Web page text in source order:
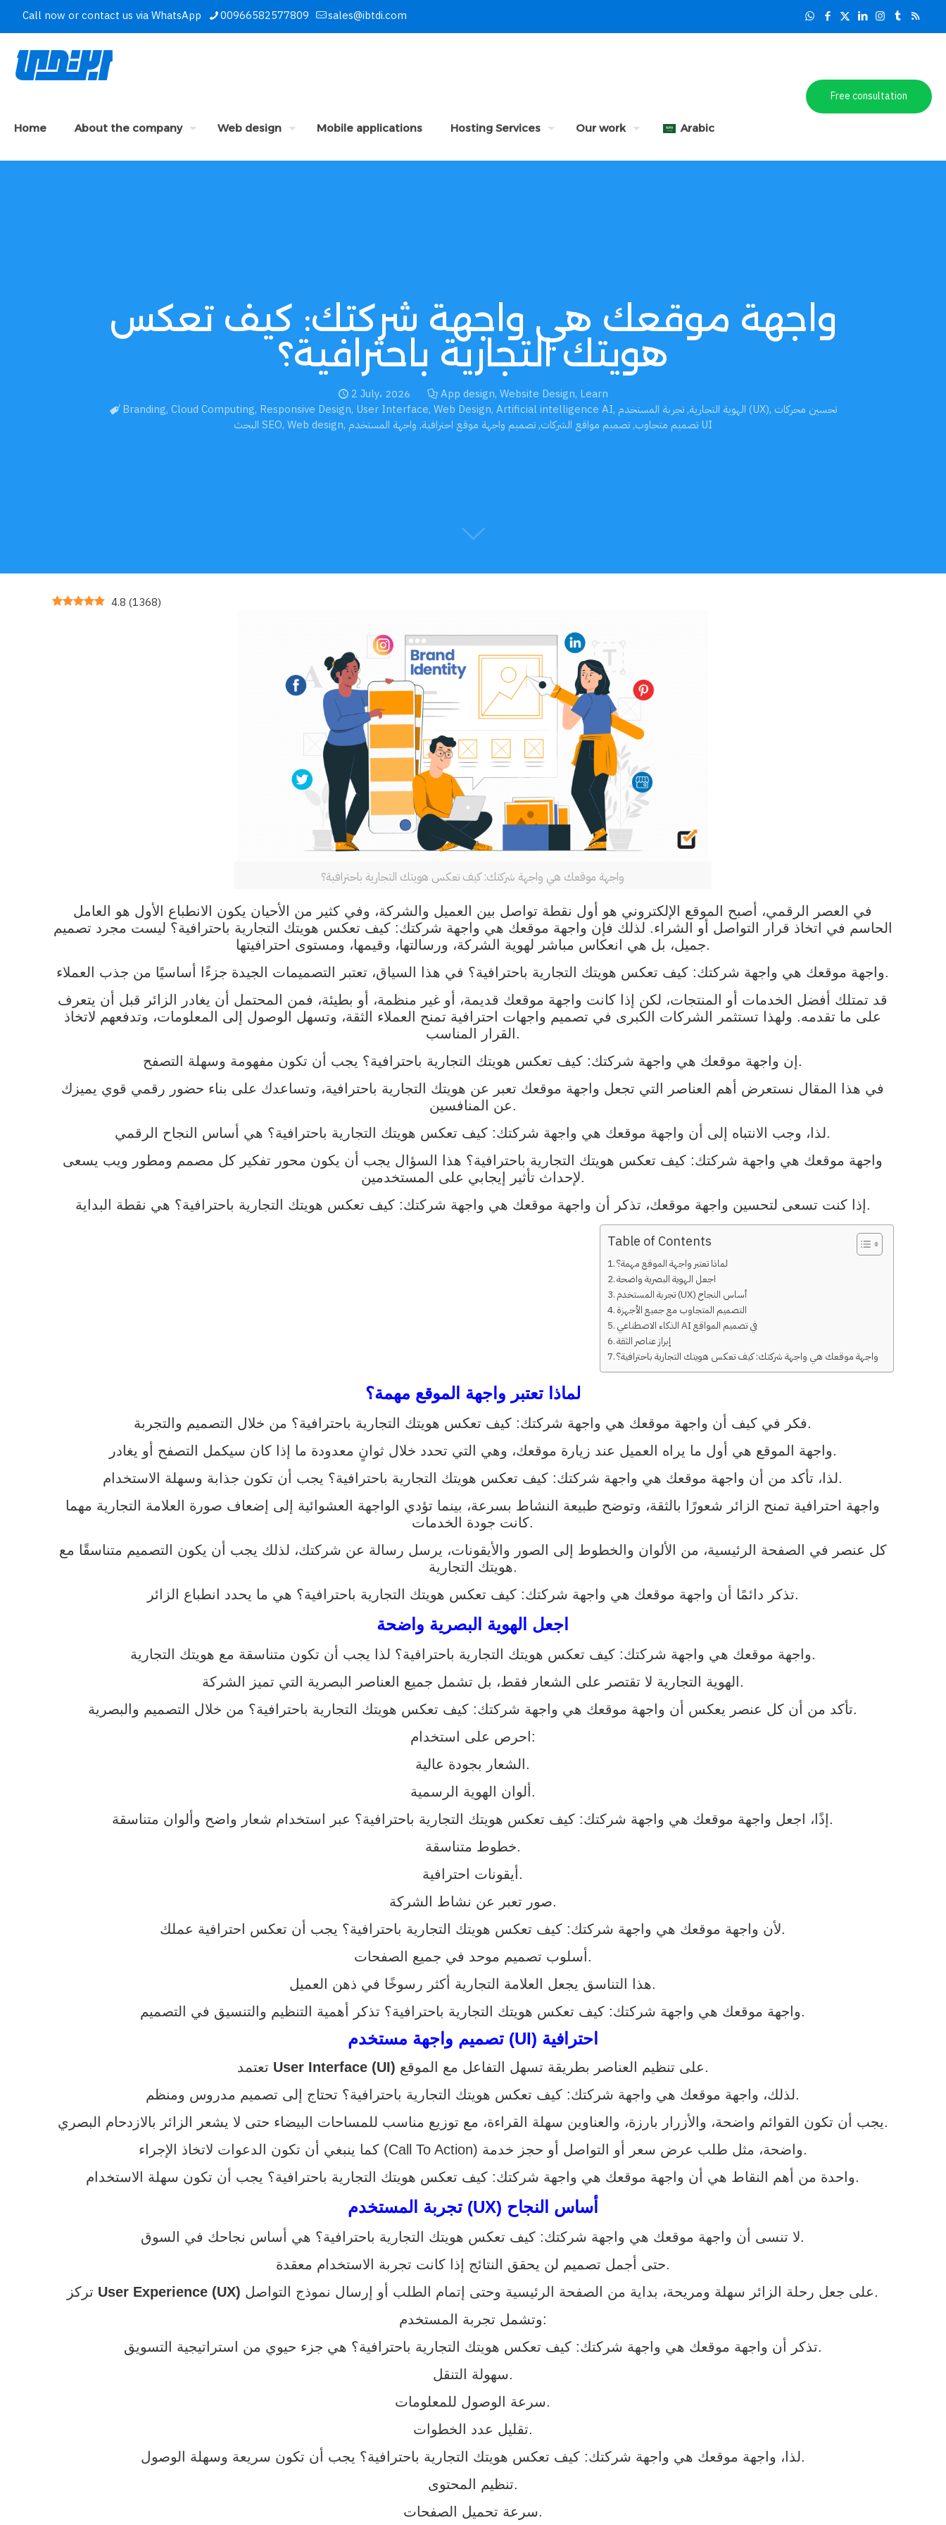
Call now or contact us via WhatsApp 00966582577809 sales@ibtdi.com
Home About the company Web design Mobile applications Hosting Services Our work Arabic
Free consultation
واجهة موقعك هي واجهة شركتك: كيف تعكس
هويتك التجارية باحترافية؟
2 July، 2026 App design, Website Design, Learn
Branding, Cloud Computing, Responsive Design, User Interface, Web Design, Artificial intelligence AI, الهوية التجارية, تجربة المستخدم (UX), تحسين محركات
البحث SEO, Web design, تصميم متجاوب, تصميم مواقع الشركات, تصميم واجهة موقع احترافية, واجهة المستخدم UI
4.8 (1368)
واجهة موقعك هي واجهة شركتك: كيف تعكس هويتك التجارية باحترافية؟
في العصر الرقمي، أصبح الموقع الإلكتروني هو أول نقطة تواصل بين العميل والشركة، وفي كثير من الأحيان يكون الانطباع الأول هو العامل
الحاسم في اتخاذ قرار التواصل أو الشراء. لذلك فإن واجهة موقعك هي واجهة شركتك: كيف تعكس هويتك التجارية باحترافية؟ ليست مجرد تصميم
جميل، بل هي انعكاس مباشر لهوية الشركة، ورسالتها، وقيمها، ومستوى احترافيتها.
واجهة موقعك هي واجهة شركتك: كيف تعكس هويتك التجارية باحترافية؟ في هذا السياق، تعتبر التصميمات الجيدة جزءًا أساسيًا من جذب العملاء.
قد تمتلك أفضل الخدمات أو المنتجات، لكن إذا كانت واجهة موقعك قديمة، أو غير منظمة، أو بطيئة، فمن المحتمل أن يغادر الزائر قبل أن يتعرف
على ما تقدمه. ولهذا تستثمر الشركات الكبرى في تصميم واجهات احترافية تمنح العملاء الثقة، وتسهل الوصول إلى المعلومات، وتدفعهم لاتخاذ
القرار المناسب.
إن واجهة موقعك هي واجهة شركتك: كيف تعكس هويتك التجارية باحترافية؟ يجب أن تكون مفهومة وسهلة التصفح.
في هذا المقال نستعرض أهم العناصر التي تجعل واجهة موقعك تعبر عن هويتك التجارية باحترافية، وتساعدك على بناء حضور رقمي قوي يميزك
عن المنافسين.
لذا، وجب الانتباه إلى أن واجهة موقعك هي واجهة شركتك: كيف تعكس هويتك التجارية باحترافية؟ هي أساس النجاح الرقمي.
واجهة موقعك هي واجهة شركتك: كيف تعكس هويتك التجارية باحترافية؟ هذا السؤال يجب أن يكون محور تفكير كل مصمم ومطور ويب يسعى
لإحداث تأثير إيجابي على المستخدمين.
إذا كنت تسعى لتحسين واجهة موقعك، تذكر أن واجهة موقعك هي واجهة شركتك: كيف تعكس هويتك التجارية باحترافية؟ هي نقطة البداية.
Table of Contents
لماذا تعتبر واجهة الموقع مهمة؟
اجعل الهوية البصرية واضحة
تجربة المستخدم (UX) أساس النجاح
التصميم المتجاوب مع جميع الأجهزة
الذكاء الاصطناعي AI في تصميم المواقع
إبراز عناصر الثقة
واجهة موقعك هي واجهة شركتك: كيف تعكس هويتك التجارية باحترافية؟
لماذا تعتبر واجهة الموقع مهمة؟
فكر في كيف أن واجهة موقعك هي واجهة شركتك: كيف تعكس هويتك التجارية باحترافية؟ من خلال التصميم والتجربة.
واجهة الموقع هي أول ما يراه العميل عند زيارة موقعك، وهي التي تحدد خلال ثوانٍ معدودة ما إذا كان سيكمل التصفح أو يغادر.
لذا، تأكد من أن واجهة موقعك هي واجهة شركتك: كيف تعكس هويتك التجارية باحترافية؟ يجب أن تكون جذابة وسهلة الاستخدام.
واجهة احترافية تمنح الزائر شعورًا بالثقة، وتوضح طبيعة النشاط بسرعة، بينما تؤدي الواجهة العشوائية إلى إضعاف صورة العلامة التجارية مهما
كانت جودة الخدمات.
كل عنصر في الصفحة الرئيسية، من الألوان والخطوط إلى الصور والأيقونات، يرسل رسالة عن شركتك، لذلك يجب أن يكون التصميم متناسقًا مع
هويتك التجارية.
تذكر دائمًا أن واجهة موقعك هي واجهة شركتك: كيف تعكس هويتك التجارية باحترافية؟ هي ما يحدد انطباع الزائر.
اجعل الهوية البصرية واضحة
واجهة موقعك هي واجهة شركتك: كيف تعكس هويتك التجارية باحترافية؟ لذا يجب أن تكون متناسقة مع هويتك التجارية.
الهوية التجارية لا تقتصر على الشعار فقط، بل تشمل جميع العناصر البصرية التي تميز الشركة.
تأكد من أن كل عنصر يعكس أن واجهة موقعك هي واجهة شركتك: كيف تعكس هويتك التجارية باحترافية؟ من خلال التصميم والبصرية.
احرص على استخدام:
الشعار بجودة عالية.
ألوان الهوية الرسمية.
إذًا، اجعل واجهة موقعك هي واجهة شركتك: كيف تعكس هويتك التجارية باحترافية؟ عبر استخدام شعار واضح وألوان متناسقة.
خطوط متناسقة.
أيقونات احترافية.
صور تعبر عن نشاط الشركة.
لأن واجهة موقعك هي واجهة شركتك: كيف تعكس هويتك التجارية باحترافية؟ يجب أن تعكس احترافية عملك.
أسلوب تصميم موحد في جميع الصفحات.
هذا التناسق يجعل العلامة التجارية أكثر رسوخًا في ذهن العميل.
واجهة موقعك هي واجهة شركتك: كيف تعكس هويتك التجارية باحترافية؟ تذكر أهمية التنظيم والتنسيق في التصميم.
تصميم واجهة مستخدم (UI) احترافية
User Interface (UI)
على تنظيم العناصر بطريقة تسهل التفاعل مع الموقع.
لذلك، واجهة موقعك هي واجهة شركتك: كيف تعكس هويتك التجارية باحترافية؟ تحتاج إلى تصميم مدروس ومنظم.
يجب أن تكون القوائم واضحة، والأزرار بارزة، والعناوين سهلة القراءة، مع توزيع مناسب للمساحات البيضاء حتى لا يشعر الزائر بالازدحام البصري.
كما ينبغي أن تكون الدعوات لاتخاذ الإجراء (Call To Action) واضحة، مثل طلب عرض سعر أو التواصل أو حجز خدمة.
واحدة من أهم النقاط هي أن واجهة موقعك هي واجهة شركتك: كيف تعكس هويتك التجارية باحترافية؟ يجب أن تكون سهلة الاستخدام.
تجربة المستخدم (UX) أساس النجاح
لا تنسى أن واجهة موقعك هي واجهة شركتك: كيف تعكس هويتك التجارية باحترافية؟ هي أساس نجاحك في السوق.
حتى أجمل تصميم لن يحقق النتائج إذا كانت تجربة الاستخدام معقدة.
User Experience (UX)
على جعل رحلة الزائر سهلة ومريحة، بداية من الصفحة الرئيسية وحتى إتمام الطلب أو إرسال نموذج التواصل.
وتشمل تجربة المستخدم:
تذكر أن واجهة موقعك هي واجهة شركتك: كيف تعكس هويتك التجارية باحترافية؟ هي جزء حيوي من استراتيجية التسويق.
سهولة التنقل.
سرعة الوصول للمعلومات.
تقليل عدد الخطوات.
لذا، واجهة موقعك هي واجهة شركتك: كيف تعكس هويتك التجارية باحترافية؟ يجب أن تكون سريعة وسهلة الوصول.
تنظيم المحتوى.
سرعة تحميل الصفحات.